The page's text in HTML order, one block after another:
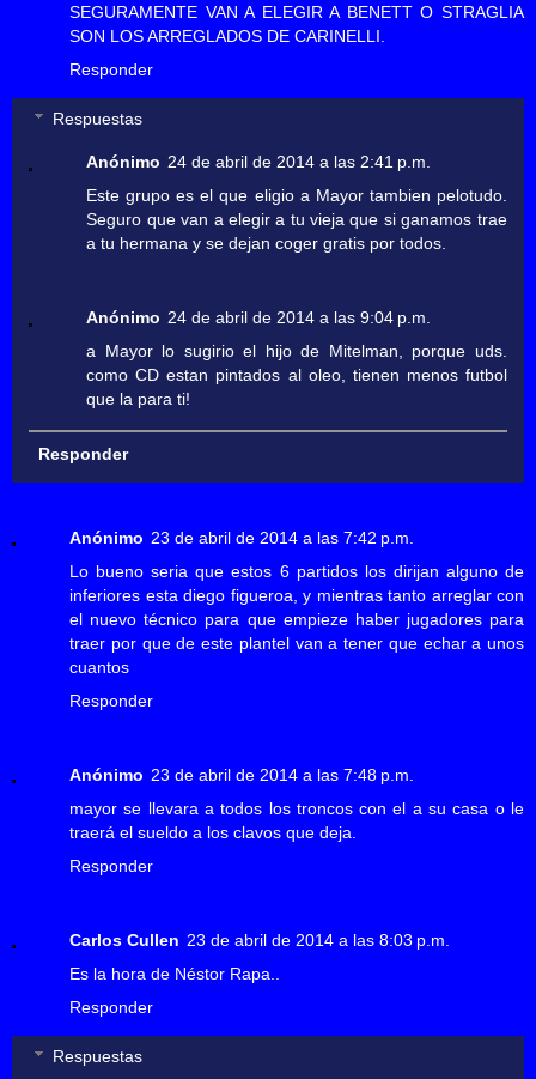
SEGURAMENTE VAN A ELEGIR A BENETT O STRAGLIA
SON LOS ARREGLADOS DE CARINELLI.
Responder
Respuestas
Anónimo 24 de abril de 2014 a las 2:41 p.m.
Este grupo es el que eligio a Mayor tambien pelotudo.
Seguro que van a elegir a tu vieja que si ganamos trae
a tu hermana y se dejan coger gratis por todos.
Anónimo 24 de abril de 2014 a las 9:04 p.m.
a Mayor lo sugirio el hijo de Mitelman, porque uds.
como CD estan pintados al oleo, tienen menos futbol
que la para ti!
Responder
Anónimo 23 de abril de 2014 a las 7:42 p.m.
Lo bueno seria que estos 6 partidos los dirijan alguno de
inferiores esta diego figueroa, y mientras tanto arreglar con
el nuevo técnico para que empieze haber jugadores para
traer por que de este plantel van a tener que echar a unos
cuantos
Responder
Anónimo 23 de abril de 2014 a las 7:48 p.m.
mayor se llevara a todos los troncos con el a su casa o le
traerá el sueldo a los clavos que deja.
Responder
Carlos Cullen 23 de abril de 2014 a las 8:03 p.m.
Es la hora de Néstor Rapa..
Responder
Respuestas